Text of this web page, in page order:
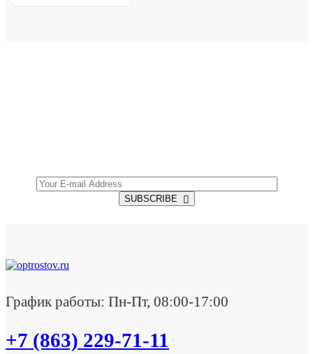
SUBSCRIBE
График работы: Пн-Пт, 08:00-17:00
+7 (863) 229-71-11